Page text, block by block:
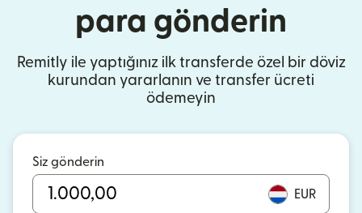
para gönderin
Remitly ile yaptığınız ilk transferde özel bir döviz
kurundan yararlanın ve transfer ücreti
ödemeyin
Siz gönderin
EUR